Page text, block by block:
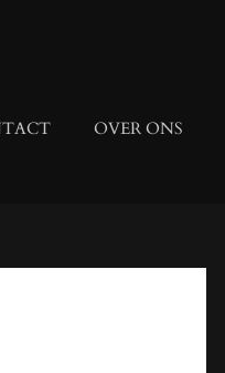
OVER ONS